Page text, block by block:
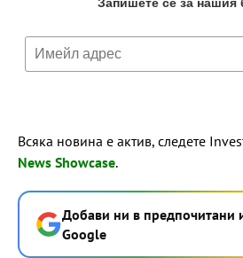
Всяка новина е актив, следете
News Showcase.
Добави ни в предпочитани
Google